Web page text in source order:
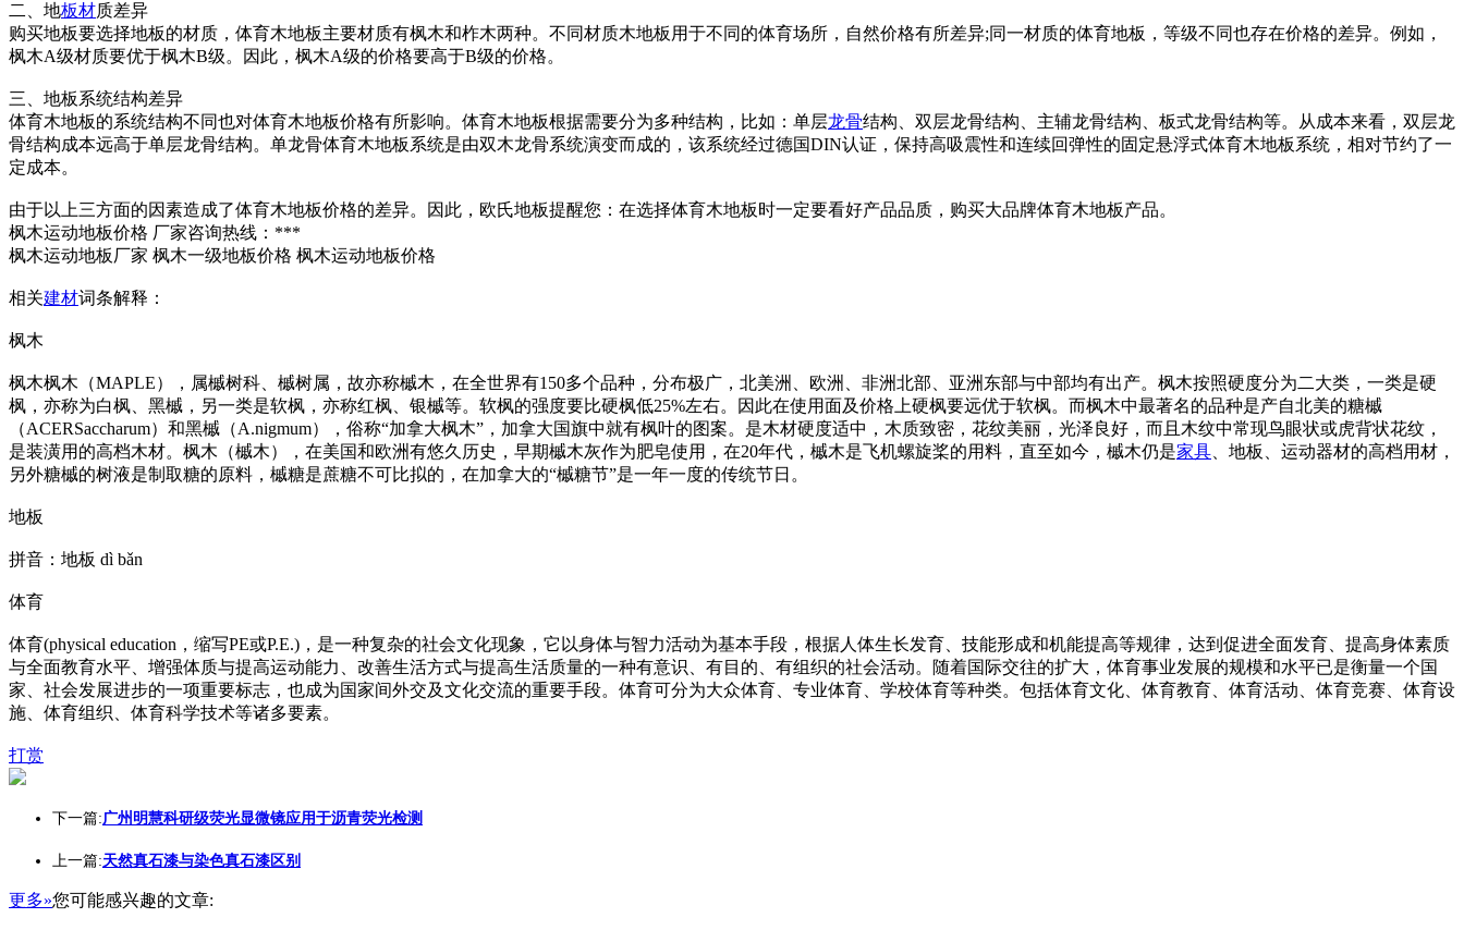
二、地板材质差异
购买地板要选择地板的材质，体育木地板主要材质有枫木和柞木两种。不同材质木地板用于不同的体育场所，自然价格有所差异;同一材质的体育地板，等级不同也存在价格的差异。例如，
枫木A级材质要优于枫木B级。因此，枫木A级的价格要高于B级的价格。
三、地板系统结构差异
体育木地板的系统结构不同也对体育木地板价格有所影响。体育木地板根据需要分为多种结构，比如：单层龙骨结构、双层龙骨结构、主辅龙骨结构、板式龙骨结构等。从成本来看，双层龙
骨结构成本远高于单层龙骨结构。单龙骨体育木地板系统是由双木龙骨系统演变而成的，该系统经过德国DIN认证，保持高吸震性和连续回弹性的固定悬浮式体育木地板系统，相对节约了一
定成本。
由于以上三方面的因素造成了体育木地板价格的差异。因此，欧氏地板提醒您：在选择体育木地板时一定要看好产品品质，购买大品牌体育木地板产品。
枫木运动地板价格 厂家咨询热线：***
枫木运动地板厂家 枫木一级地板价格 枫木运动地板价格
相关建材词条解释：
枫木
枫木枫木（MAPLE），属槭树科、槭树属，故亦称槭木，在全世界有150多个品种，分布极广，北美洲、欧洲、非洲北部、亚洲东部与中部均有出产。枫木按照硬度分为二大类，一类是硬
枫，亦称为白枫、黑槭，另一类是软枫，亦称红枫、银槭等。软枫的强度要比硬枫低25%左右。因此在使用面及价格上硬枫要远优于软枫。而枫木中最著名的品种是产自北美的糖槭
（ACERSaccharum）和黑槭（A.nigmum），俗称“加拿大枫木”，加拿大国旗中就有枫叶的图案。是木材硬度适中，木质致密，花纹美丽，光泽良好，而且木纹中常现鸟眼状或虎背状花纹，
是装潢用的高档木材。枫木（槭木），在美国和欧洲有悠久历史，早期槭木灰作为肥皂使用，在20年代，槭木是飞机螺旋桨的用料，直至如今，槭木仍是家具 、地板、运动器材的高档用材，
另外糖槭的树液是制取糖的原料，槭糖是蔗糖不可比拟的，在加拿大的“槭糖节”是一年一度的传统节日。
地板
拼音：地板 dì bǎn
体育
体育(physical education，缩写PE或P.E.)，是一种复杂的社会文化现象，它以身体与智力活动为基本手段，根据人体生长发育、技能形成和机能提高等规律，达到促进全面发育、提高身体素质
与全面教育水平、增强体质与提高运动能力、改善生活方式与提高生活质量的一种有意识、有目的、有组织的社会活动。随着国际交往的扩大，体育事业发展的规模和水平已是衡量一个国
家、社会发展进步的一项重要标志，也成为国家间外交及文化交流的重要手段。体育可分为大众体育、专业体育、学校体育等种类。包括体育文化、体育教育、体育活动、体育竞赛、体育设
施、体育组织、体育科学技术等诸多要素。
打赏
下一篇:广州明慧科研级荧光显微镜应用于沥青荧光检测
上一篇:天然真石漆与染色真石漆区别
更多»您可能感兴趣的文章: